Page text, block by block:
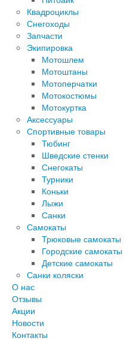
Квадроциклы
Снегоходы
Запчасти
Экипировка
Мотошлем
Мотоштаны
Мотоперчатки
Мотокостюмы
Мотокуртка
Аксессуары
Спортивные товары
Тюбинг
Шведские стенки
Снегокаты
Турники
Коньки
Лыжи
Санки
Самокаты
Трюковые самокаты
Городские самокаты
Детские самокаты
Санки коляски
О нас
Отзывы
Акции
Новости
Контакты